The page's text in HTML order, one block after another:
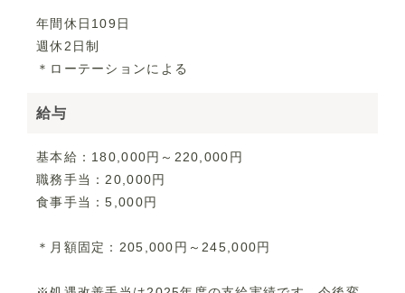
年間休日109日
週休2日制
＊ローテーションによる
給与
基本給：180,000円～220,000円
職務手当：20,000円
食事手当：5,000円
＊月額固定：205,000円～245,000円